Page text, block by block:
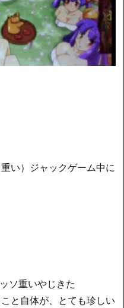
い）ジャックゲーム中に
ソ重いやじきた
と自体が、とても珍しい